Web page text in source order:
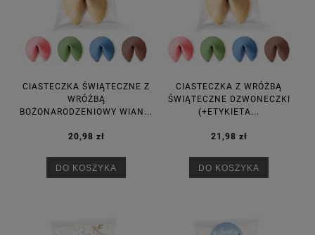
CIASTECZKA ŚWIĄTECZNE Z
WRÓŻBĄ
BOŻONARODZENIOWY WIAN...
20,98 zł
DO KOSZYKA
CIASTECZKA Z WRÓŻBĄ
ŚWIĄTECZNE DZWONECZKI
(+ETYKIETA...
21,98 zł
DO KOSZYKA